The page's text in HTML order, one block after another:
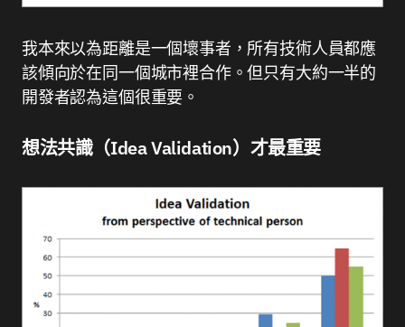
我本來以為距離是一個壞事者，所有技術人員都應
該傾向於在同一個城市裡合作。但只有大約一半的
開發者認為這個很重要。
想法共識（Idea Validation）才最重要